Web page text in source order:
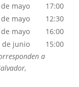
mayo
17:00
mayo
12:30
mayo
16:00
de junio
15:00
a